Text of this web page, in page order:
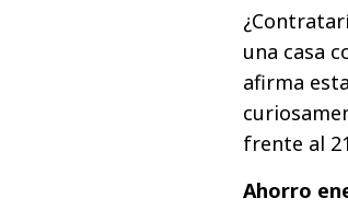
una casa
afirma
frente al
Ahorro